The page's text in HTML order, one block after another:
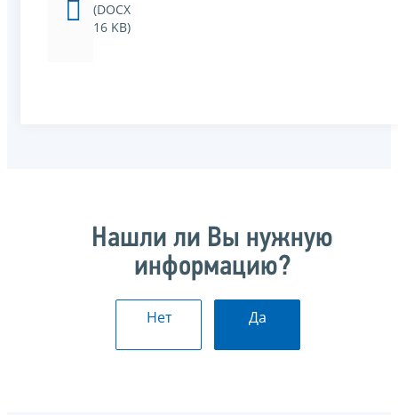
(DOCX
16 KB)
Нашли ли Вы нужную
информацию?
Нет Да